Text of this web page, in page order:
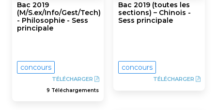
Bac 2019
(M/S.ex/Info/Gest/Tech)
- Philosophie - Sess
principale
concours
TÉLÉCHARGER
9 Téléchargements
Bac 2019 (toutes les
sections) – Chinois -
Sess principale
concours
TÉLÉCHARGER